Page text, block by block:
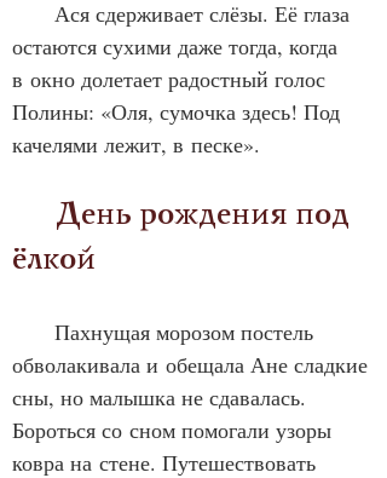
Ася сдерживает слёзы. Её глаза
остаются сухими даже тогда, когда
в окно долетает радостный голос
Полины: «Оля, сумочка здесь! Под
качелями лежит, в песке».
День рождения под
ёлкой
Пахнущая морозом постель
обволакивала и обещала Ане сладкие
сны, но малышка не сдавалась.
Бороться со сном помогали узоры
ковра на стене. Путешествовать